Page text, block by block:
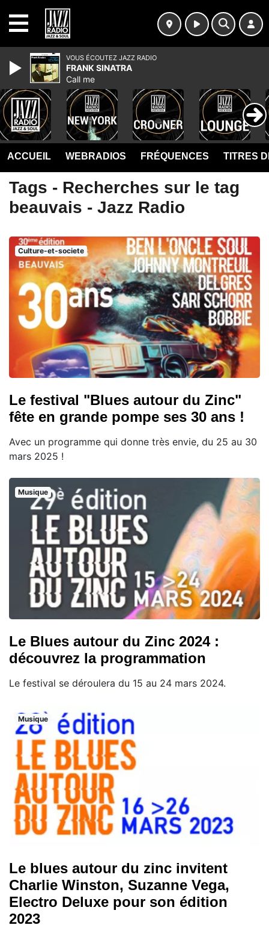
ACCUEIL WEBRADIOS FRÉQUENCES TITRES
Tags - Recherches sur le tag
beauvais - Jazz Radio
Culture-et-societe
Le festival "Blues autour du Zinc"
fête en grande pompe ses 30 ans !
Avec un programme qui donne très envie, du 25 au 30
mars 2025 !
Musique
Le Blues autour du Zinc 2024 :
découvrez la programmation
Le festival se déroulera du 15 au 24 mars 2024.
Musique
Le blues autour du zinc invitent
Charlie Winston, Suzanne Vega,
Electro Deluxe pour son édition
2023
VOUS ÉCOUTEZ JAZZ RADIO
FRANK SINATRA
Call me